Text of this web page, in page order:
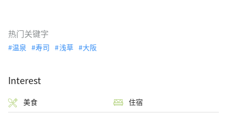
热门关键字
温泉 寿司 浅草 大阪
Interest
美食 住宿